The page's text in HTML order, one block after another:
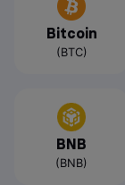
Bitcoin
(BTC)
BNB
(BNB)